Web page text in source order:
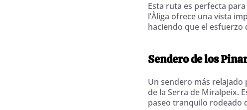
Esta ruta es perfecta
l’Àliga ofrece una vista
haciendo que el esfuerzo
Sendero de los
Un sendero más
de la Serra de Miralpeix.
paseo tranquilo rodeado